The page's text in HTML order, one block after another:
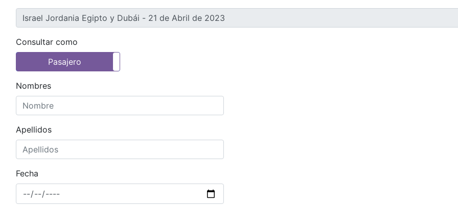
Consultar como
Pasajero
Nombres
Apellidos
Fecha